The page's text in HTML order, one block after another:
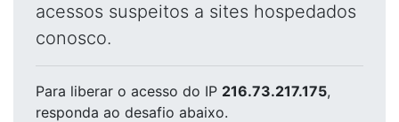
acessos suspeitos a sites hospedados
conosco.
Para liberar o acesso do IP 216.73.217.175,
responda ao desafio abaixo.